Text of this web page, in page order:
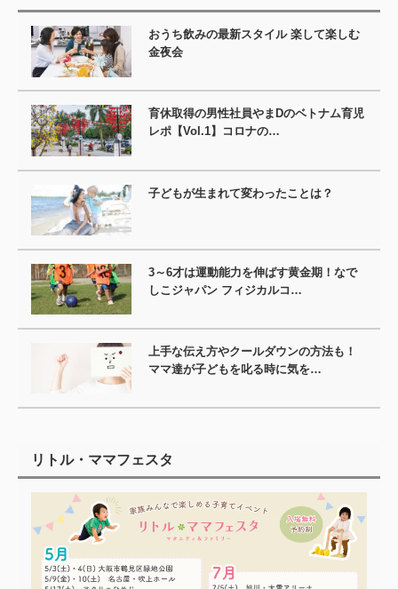
おうち飲みの最新スタイル 楽して楽しむ
金夜会
育休取得の男性社員やまDのベトナム育児
レポ【Vol.1】コロナの…
子どもが生まれて変わったことは？
3～6才は運動能力を伸ばす黄金期！なで
しこジャパン フィジカルコ…
上手な伝え方やクールダウンの方法も！
ママ達が子どもを叱る時に気を…
リトル・ママフェスタ